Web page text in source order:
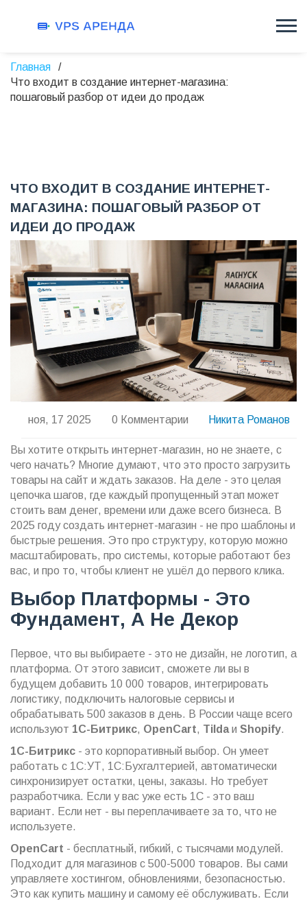
Главная
Что входит в создание интернет-магазина:
пошаговый разбор от идеи до продаж
ЧТО ВХОДИТ В СОЗДАНИЕ ИНТЕРНЕТ-
МАГАЗИНА: ПОШАГОВЫЙ РАЗБОР ОТ
ИДЕИ ДО ПРОДАЖ
ноя, 17 2025 0 Комментарии Никита Романов
Вы хотите открыть интернет-магазин, но не знаете, с
чего начать? Многие думают, что это просто загрузить
товары на сайт и ждать заказов. На деле - это целая
цепочка шагов, где каждый пропущенный этап может
стоить вам денег, времени или даже всего бизнеса. В
2025 году создать интернет-магазин - не про шаблоны и
быстрые решения. Это про структуру, которую можно
масштабировать, про системы, которые работают без
вас, и про то, чтобы клиент не ушёл до первого клика.
Выбор Платформы - Это
Фундамент, А Не Декор
Первое, что вы выбираете - это не дизайн, не логотип, а
платформа. От этого зависит, сможете ли вы в
будущем добавить 10 000 товаров, интегрировать
логистику, подключить налоговые сервисы и
обрабатывать 500 заказов в день. В России чаще всего
используют 1С-Битрикс, OpenCart, Tildaи Shopify.
1С-Битрикс - это корпоративный выбор. Он умеет
работать с 1С:УТ, 1С:Бухгалтерией, автоматически
синхронизирует остатки, цены, заказы. Но требует
разработчика. Если у вас уже есть 1С - это ваш
вариант. Если нет - вы переплачиваете за то, что не
используете.
OpenCart - бесплатный, гибкий, с тысячами модулей.
Подходит для магазинов с 500-5000 товаров. Вы сами
управляете хостингом, обновлениями, безопасностью.
Это как купить машину и самому её обслуживать. Если